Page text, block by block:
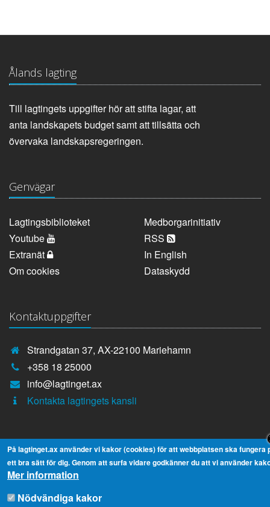
Ålands lagting
Till lagtingets uppgifter hör att stifta lagar, att
anta landskapets budget samt att tillsätta och
övervaka landskapsregeringen.
Genvägar
Lagtingsbiblioteket
Medborgarinitiativ
Youtube
RSS
Extranät
In English
Om cookies
Dataskydd
Kontaktuppgifter
Strandgatan 37, AX-22100 Mariehamn
Telefonnummer:
+358 18 25000
E-
post:
info@lagtinget.ax
Fler:
Kontakta lagtingets kansli
På lagtinget.ax använder vi kakor (cookies) för att webbplatsen ska fungera
ett bra sätt för dig. Genom att surfa vidare godkänner du att vi använder
Mer information
Nödvändiga kakor